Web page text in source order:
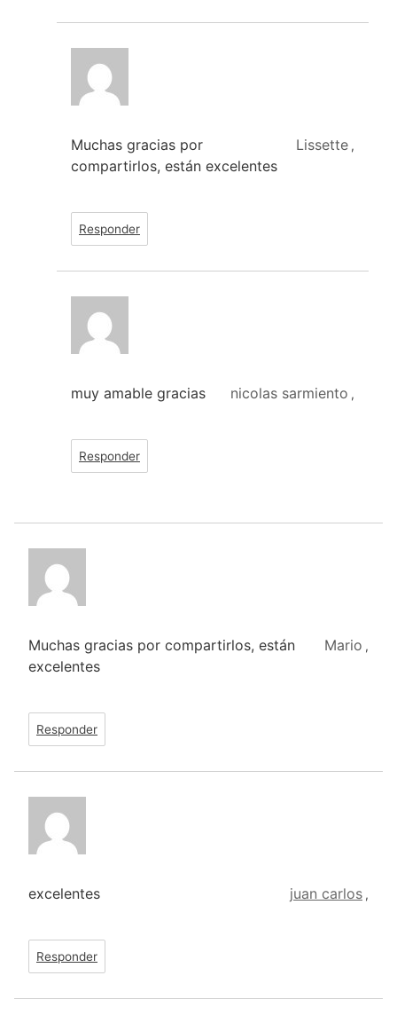
Lissette ,
Muchas gracias por
compartirlos, están excelentes
Responder
nicolas sarmiento ,
muy amable gracias
Responder
Mario ,
Muchas gracias por compartirlos, están
excelentes
Responder
juan carlos ,
excelentes
Responder